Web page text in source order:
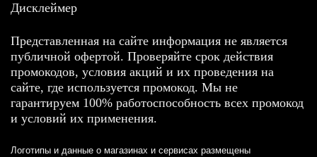
Дисклеймер
Представленная на сайте информация не является
публичной офертой. Проверяйте срок действия
промокодов, условия акций и их проведения на
сайте, где используется промокод. Мы не
гарантируем 100% работоспособность всех промокод
и условий их применения.
Логотипы и данные о магазинах и сервисах размещены